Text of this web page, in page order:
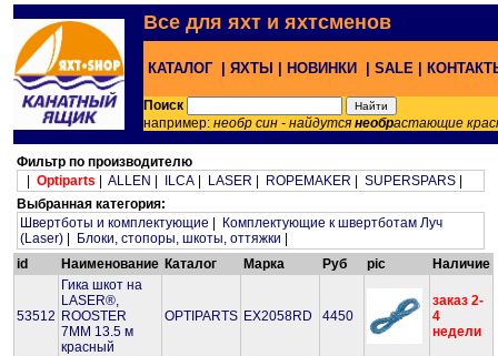
Все для яхт и яхтсменов
КАТАЛОГ | ЯХТЫ | НОВИНКИ | SALE |
Поиск
например: необр син - найдутся необрастающие
Фильтр по производителю
Optiparts ALLEN ILCA LASER ROPEMAKER SUPERSPARS
Выбранная категория:
Швертботы и комплектующие
Комплектующие к швертботам Луч
(Laser)
Блоки, стопоры, шкоты, оттяжки
id
Наименование Каталог Марка Руб pic Наличие
53512
Гика шкот на
LASER®,
ROOSTER
7MM 13.5 м
красный
OPTIPARTS EX2058RD 4450
заказ 2-
4
недели